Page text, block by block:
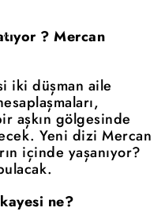
? Mercan
iki düşman aile
aşkın gölgesinde
Yeni dizi Mercan
içinde yaşanıyor?
ne?